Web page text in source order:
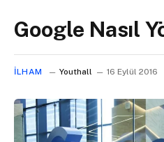
Google Nasıl
İLHAM Youthall 16 Eylül 2016